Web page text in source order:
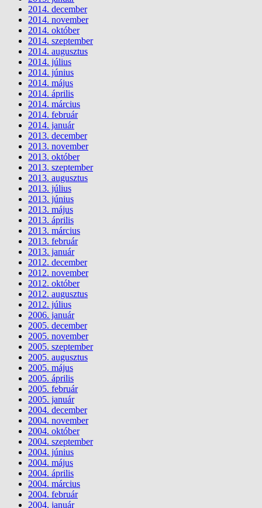
2014. december
2014. november
2014. október
2014. szeptember
2014. augusztus
2014. július
2014. június
2014. május
2014. április
2014. március
2014. február
2014. január
2013. december
2013. november
2013. október
2013. szeptember
2013. augusztus
2013. július
2013. június
2013. május
2013. április
2013. március
2013. február
2013. január
2012. december
2012. november
2012. október
2012. augusztus
2012. július
2006. január
2005. december
2005. november
2005. szeptember
2005. augusztus
2005. május
2005. április
2005. február
2005. január
2004. december
2004. november
2004. október
2004. szeptember
2004. június
2004. május
2004. április
2004. március
2004. február
2004. január